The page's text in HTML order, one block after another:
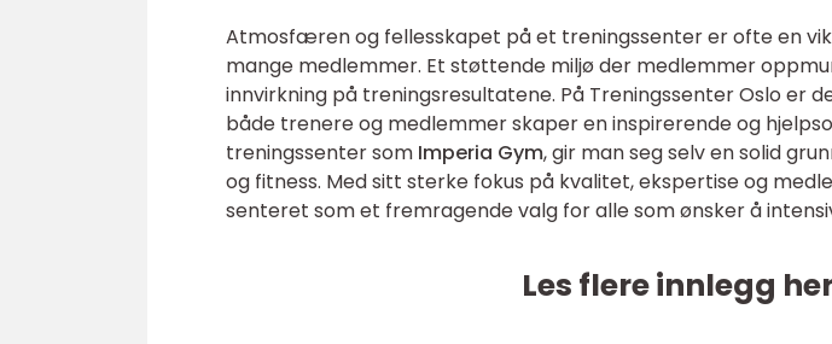
Atmosfæren og fellesskapet på et treningssenter er ofte en
mange medlemmer. Et støttende miljø der medlemmer
innvirkning på treningsresultatene. På Treningssenter Oslo er
både trenere og medlemmer skaper en inspirerende og
treningssenter som Imperia Gym, gir man seg selv en solid
og fitness. Med sitt sterke fokus på kvalitet, ekspertise og
senteret som et fremragende valg for alle som ønsker å
Les flere innlegg